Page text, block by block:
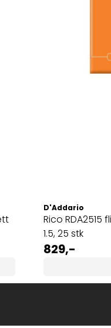
D'Addario
Rico RDA2515
1.5, 25 stk
829,-